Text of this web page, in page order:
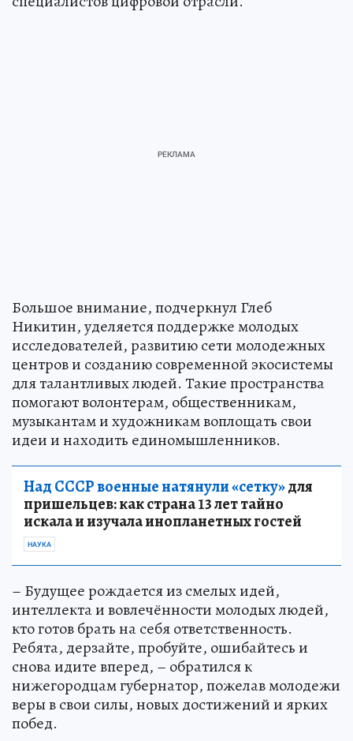
Большое внимание, подчеркнул Глеб
Никитин, уделяется поддержке молодых
исследователей, развитию сети молодежных
центров и созданию современной экосистемы
для талантливых людей. Такие пространства
помогают волонтерам, общественникам,
музыкантам и художникам воплощать свои
идеи и находить единомышленников.
Над СССР военные натянули «сетку»для
пришельцев: как страна 13 лет тайно
искала и изучала инопланетных гостей
НАУКА
– Будущее рождается из смелых идей,
интеллекта и вовлечённости молодых людей,
кто готов брать на себя ответственность.
Ребята, дерзайте, пробуйте, ошибайтесь и
снова идите вперед, – обратился к
нижегородцам губернатор, пожелав молодежи
веры в свои силы, новых достижений и ярких
побед.